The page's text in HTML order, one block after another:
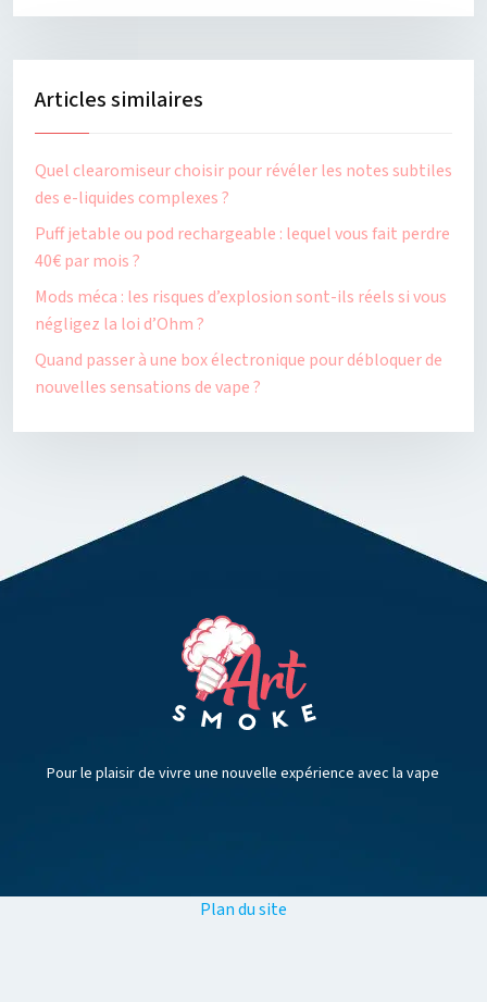
Articles similaires
Quel clearomiseur choisir pour révéler les notes subtiles
des e-liquides complexes ?
Puff jetable ou pod rechargeable : lequel vous fait perdre
40€ par mois ?
Mods méca : les risques d’explosion sont-ils réels si vous
négligez la loi d’Ohm ?
Quand passer à une box électronique pour débloquer de
nouvelles sensations de vape ?
Pour le plaisir de vivre une nouvelle expérience avec la vape
Plan du site